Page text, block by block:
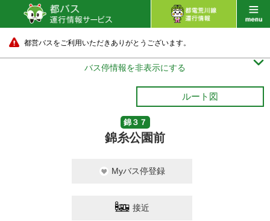
都営バスをご利用いただきありがとうございます。
バス停情報を非表示にする 
ルート図
錦３７
錦糸公園前
Myバス停登録
接近